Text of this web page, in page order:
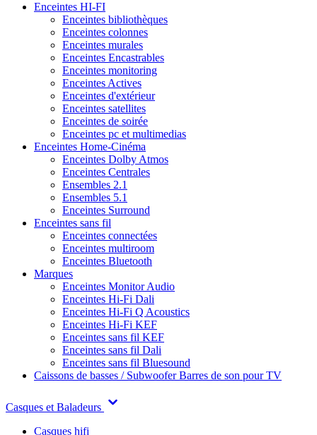
Enceintes HI-FI
Enceintes bibliothèques
Enceintes colonnes
Enceintes murales
Enceintes Encastrables
Enceintes monitoring
Enceintes Actives
Enceintes d'extérieur
Enceintes satellites
Enceintes de soirée
Enceintes pc et multimedias
Enceintes Home-Cinéma
Enceintes Dolby Atmos
Enceintes Centrales
Ensembles 2.1
Ensembles 5.1
Enceintes Surround
Enceintes sans fil
Enceintes connectées
Enceintes multiroom
Enceintes Bluetooth
Marques
Enceintes Monitor Audio
Enceintes Hi-Fi Dali
Enceintes Hi-Fi Q Acoustics
Enceintes Hi-Fi KEF
Enceintes sans fil KEF
Enceintes sans fil Dali
Enceintes sans fil Bluesound
Caissons de basses / SubwooferBarres de son pour TV
Casques et Baladeurs
Casques hifi